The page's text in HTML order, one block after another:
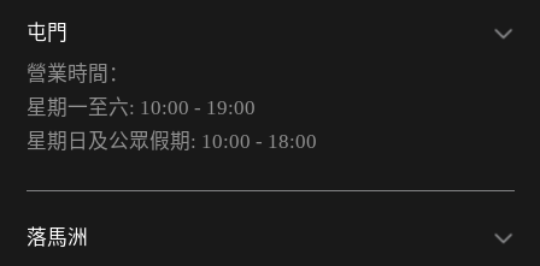
屯門
營業時間：
星期一至六: 10:00 - 19:00
星期日及公眾假期: 10:00 - 18:00
落馬洲